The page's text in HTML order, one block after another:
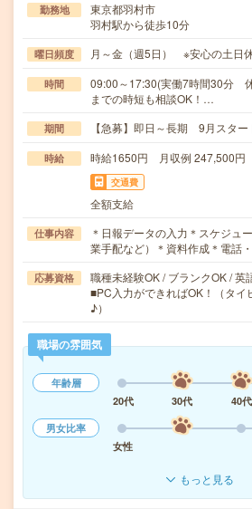
勤務地
東京都羽村市
羽村駅から徒歩10分
曜日頻度 月～金（週5日） ※安心の土日
時間
09:00～17:30(実働7時間30分
までの時短も相談OK！…
期間 【急募】即日～長期 9月スタ
時給 時給1650円 月収例 247,500円
交通費
全額支給
仕事内容
＊日報データの入力＊スケジュ
業手配など）＊資料作成＊電話
応募資格
職種未経験OK / ブランクOK / 英
■PC入力ができればOK！（タイ
♪）
職場の雰囲気
年齢層
20代
30代 40代
男女比率
女性
もっと見る